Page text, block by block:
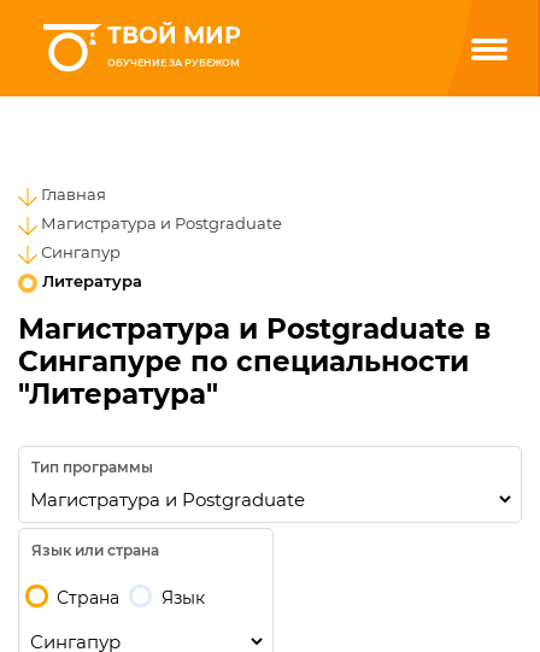
ТВОЙ МИР
ОБУЧЕНИЕ ЗА РУБЕЖОМ
Главная
Магистратура и Postgraduate
Сингапур
Литература
Магистратура и Postgraduate в
Сингапуре по специальности
"Литература"
Тип программы
Язык или страна
Страна Язык